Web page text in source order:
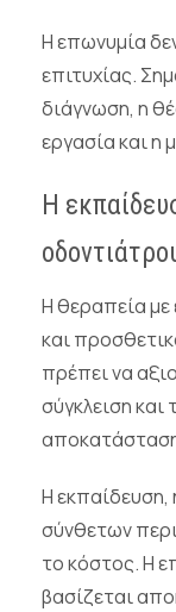
Η επωνυμία
επιτυχίας.
διάγνωση, η
εργασία και η
Η
Η θεραπεία με
και
πρέπει να
σύγκλειση και
Η εκπαίδευση,
σύνθετων
το κόστος. Η
βασίζεται